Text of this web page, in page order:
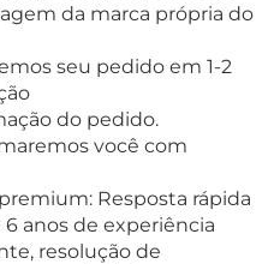
da marca própria do
seu pedido em 1-2
do pedido.
você com
Resposta rápida
anos de experiência
resolução de